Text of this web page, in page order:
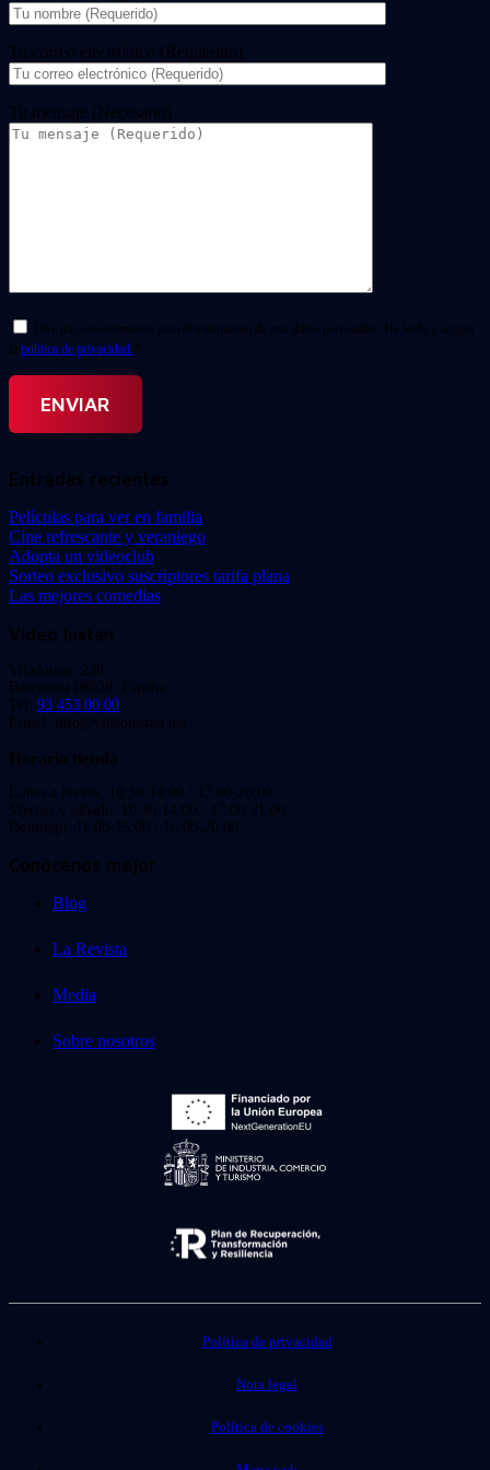
Tu correo electrónico (Requerido)
Tu mensaje (Necesario)
Doy mi consentimiento para el tratamiento de mis datos personales. He leído y acepto
la política de privacidad. *
Entradas recientes
Películas para ver en familia
Cine refrescante y veraniego
Adopta un videoclub
Sorteo exclusivo suscriptores tarifa plana
Las mejores comedias
Video Instan
Viladomat, 239
Barcelona 08029. España.
Tel: 93 453 00 00
Email: info@videoinstan.net
Horario tienda
Lunes a jueves: 10:30-14:00 / 17:00-20:00
Viernes y sábado: 10:30-14:00 / 17:00-21:00
Domingo: 11:00-15:00 / 16:00-20:00
Conócenos mejor
Blog
La Revista
Media
Sobre nosotros
Política de privacidad
Nota legal
Política de cookies